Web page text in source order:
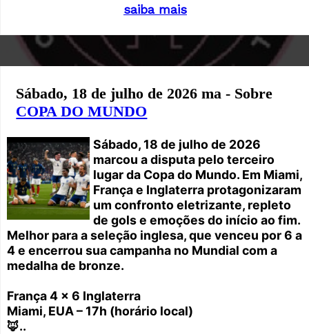
saiba mais
Sábado, 18 de julho de 2026 ma - Sobre
COPA DO MUNDO
Sábado, 18 de julho de 2026
marcou a disputa pelo terceiro
lugar da Copa do Mundo. Em Miami,
França e Inglaterra protagonizaram
um confronto eletrizante, repleto
de gols e emoções do início ao fim.
Melhor para a seleção inglesa, que venceu por 6 a
4 e encerrou sua campanha no Mundial com a
medalha de bronze.
França 4 x 6 Inglaterra
Miami, EUA – 17h (horário local)
🦊..